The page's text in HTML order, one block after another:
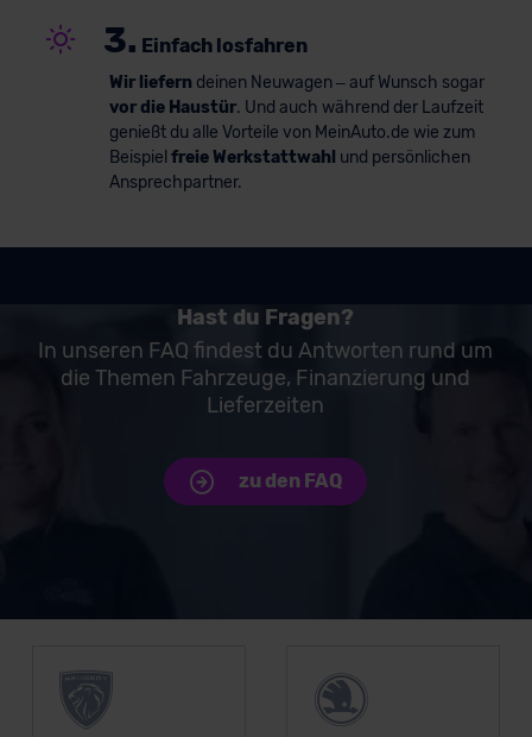
3. Einfach losfahren
Wir liefern deinen Neuwagen – auf Wunsch sogar
vor die Haustür. Und auch während der Laufzeit
genießt du alle Vorteile von MeinAuto.de wie zum
Beispiel freie Werkstattwahl und persönlichen
Ansprechpartner.
Hast du Fragen?
In unseren FAQ findest du Antworten rund um
die Themen Fahrzeuge, Finanzierung und
Lieferzeiten
zu den FAQ